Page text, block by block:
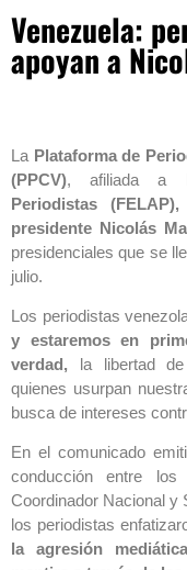
Venezuela:
apoyan a
La Plataforma de
(PPCV), afiliada a
Periodistas
presidente Nicolás
presidenciales que se
julio.
Los periodistas
y estaremos en
verdad, la libertad
quienes usurpan
busca de intereses
En el comunicado
conducción entre
Coordinador Nacional y
los periodistas
la agresión